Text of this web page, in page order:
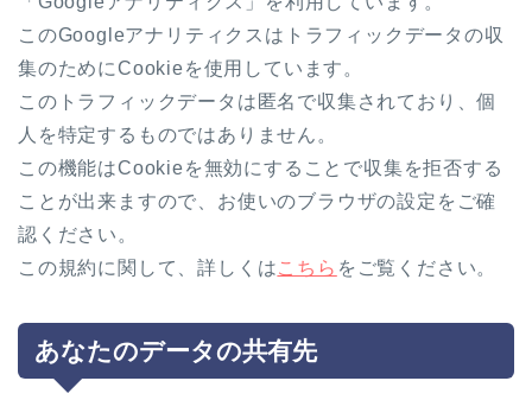
このGoogleアナリティクスはトラフィックデータの収
集のためにCookieを使用しています。
このトラフィックデータは匿名で収集されており、個
人を特定するものではありません。
この機能はCookieを無効にすることで収集を拒否する
ことが出来ますので、お使いのブラウザの設定をご確
認ください。
この規約に関して、詳しくはこちら をご覧ください。
あなたのデータの共有先